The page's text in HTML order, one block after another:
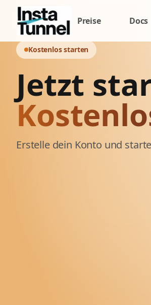
Preise Docs
Kostenlos starten
Jetzt
Erstelle dein Konto und